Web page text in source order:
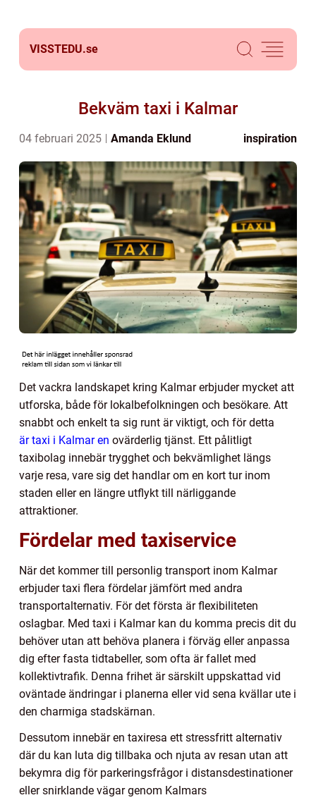
VISSTEDU.se
Bekväm taxi i Kalmar
04 februari 2025 Amanda Eklund inspiration
Det vackra landskapet kring Kalmar erbjuder mycket att
utforska, både för lokalbefolkningen och besökare. Att
snabbt och enkelt ta sig runt är viktigt, och för detta
är taxi i Kalmar en ovärderlig tjänst. Ett pålitligt
taxibolag innebär trygghet och bekvämlighet längs
varje resa, vare sig det handlar om en kort tur inom
staden eller en längre utflykt till närliggande
attraktioner.
Fördelar med taxiservice
När det kommer till personlig transport inom Kalmar
erbjuder taxi flera fördelar jämfört med andra
transportalternativ. För det första är flexibiliteten
oslagbar. Med taxi i Kalmar kan du komma precis dit du
behöver utan att behöva planera i förväg eller anpassa
dig efter fasta tidtabeller, som ofta är fallet med
kollektivtrafik. Denna frihet är särskilt uppskattad vid
oväntade ändringar i planerna eller vid sena kvällar ute i
den charmiga stadskärnan.
Dessutom innebär en taxiresa ett stressfritt alternativ
där du kan luta dig tillbaka och njuta av resan utan att
bekymra dig för parkeringsfrågor i distansdestinationer
eller snirklande vägar genom Kalmars